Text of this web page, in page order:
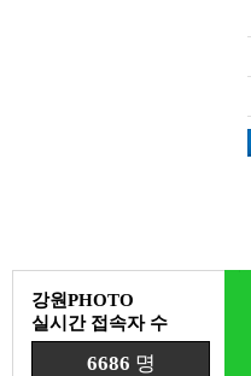
강원PHOTO
실시간 접속자 수
6686 명